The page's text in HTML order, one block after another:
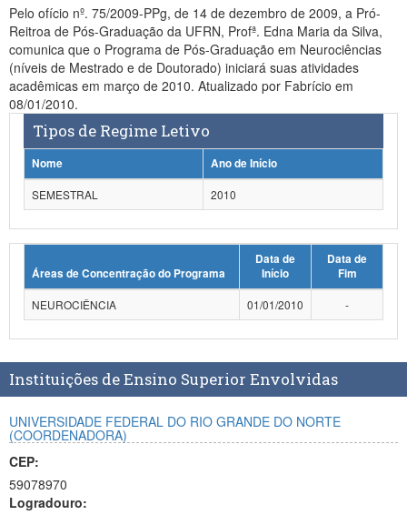
Ministério da Mulher, da Família e dos Direitos Humanos
Secretaria de Governo
Gabinete de Segurança Institucional
Banco Central do Brasil
Planalto
Pelo ofício nº. 75/2009-PPg, de 14 de dezembro de 2009, a Pró-
Reitroa de Pós-Graduação da UFRN, Profª. Edna Maria da Silva,
comunica que o Programa de Pós-Graduação em Neurociências
(níveis de Mestrado e de Doutorado) iniciará suas atividades
acadêmicas em março de 2010. Atualizado por Fabrício em
08/01/2010.
Tipos de Regime Letivo
Nome
Ano de Início
SEMESTRAL
2010
Áreas de Concentração do Programa
Data de
Início
Data de
Fim
NEUROCIÊNCIA
01/01/2010 -
Instituições de Ensino Superior Envolvidas
UNIVERSIDADE FEDERAL DO RIO GRANDE DO NORTE
(COORDENADORA)
CEP:
59078970
Logradouro: